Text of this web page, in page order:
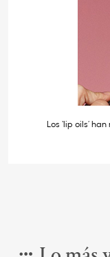
Los ‘lip oils’